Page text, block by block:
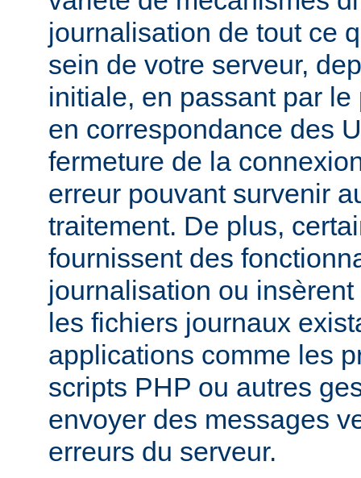
journalisation de tout ce
sein de votre serveur,
initiale, en passant par
en correspondance des
fermeture de la
erreur pouvant survenir
traitement. De plus,
fournissent des
journalisation ou
les fichiers journaux
applications comme les
scripts PHP ou autres
envoyer des messages
erreurs du serveur.